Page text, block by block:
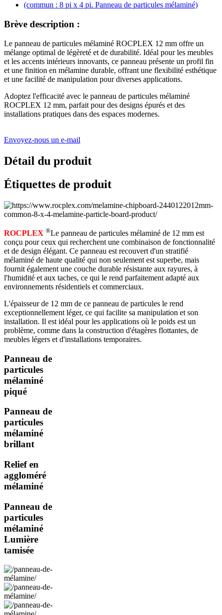
Brève description :
Le panneau de particules mélaminé ROCPLEX 12 mm offre un
mélange optimal de légèreté et de durabilité. Idéal pour les meubles
et les accents intérieurs innovants, ce panneau présente un profil fin
et une finition en mélamine durable, offrant une flexibilité esthétique
et une facilité de manipulation pour diverses applications.
Adoptez l'efficacité avec le panneau de particules mélaminé
ROCPLEX 12 mm, parfait pour des designs épurés et des
installations pratiques dans des espaces modernes.
Envoyez-nous un e-mail
Détail du produit
Étiquettes de produit
ROCPLEX ®Le panneau de particules mélaminé de 12 mm est
conçu pour ceux qui recherchent une combinaison de fonctionnalité
et de design élégant. Ce panneau est recouvert d'un stratifié
mélaminé de haute qualité qui non seulement est superbe, mais
fournit également une couche durable résistante aux rayures, à
l'humidité et aux taches, ce qui le rend parfaitement adapté aux
environnements résidentiels et commerciaux.
L'épaisseur de 12 mm de ce panneau de particules le rend
exceptionnellement léger, ce qui facilite sa manipulation et son
installation. Il est idéal pour les applications où le poids est un
problème, comme dans la construction d'étagères flottantes, de
meubles légers et d'installations temporaires.
Panneau de
particules
mélaminé
piqué
Panneau de
particules
mélaminé
brillant
Relief en
aggloméré
mélaminé
Panneau de
particules
mélaminé
Lumière
tamisée